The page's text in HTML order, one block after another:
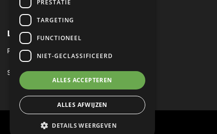
LEGAL
PRIVACY VERKLARING
SITEMAP
PRESTATIE
TARGETING
FUNCTIONEEL
NIET-GECLASSIFICEERD
ALLES ACCEPTEREN
ALLES AFWIJZEN
DETAILS WEERGEVEN